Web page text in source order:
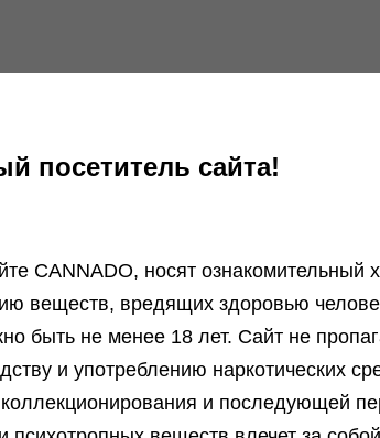
13.01.2026
что хотел. Всем...
Блог
Как
посетитель сайта!
СANNADO, носят ознакомительный
веществ, вредящих здоровью
быть не менее 18 лет. Сайт не
и употреблению наркотических
и последующей